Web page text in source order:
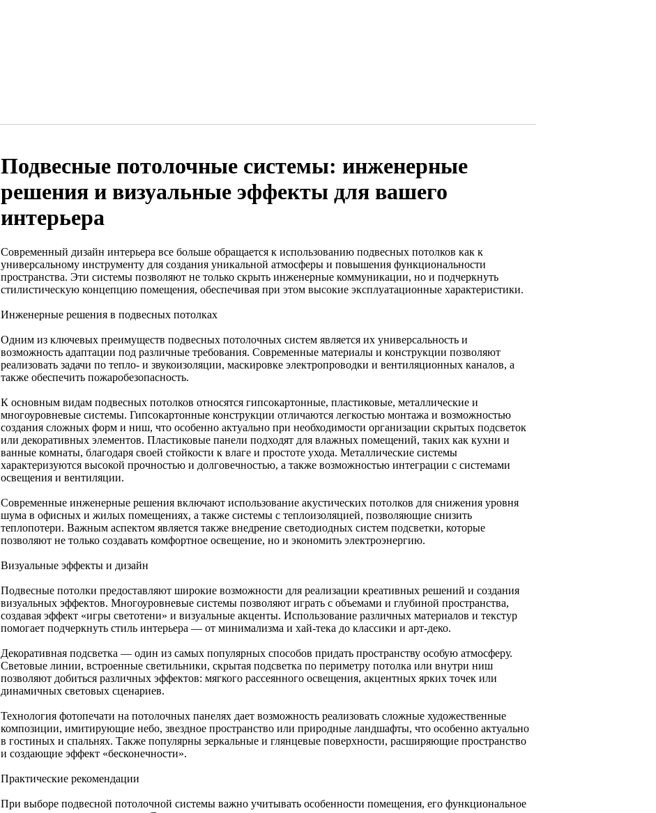
Подвесные потолочные системы: инженерные
решения и визуальные эффекты для вашего
интерьера
Современный дизайн интерьера все больше обращается к использованию подвесных потолков как к
универсальному инструменту для создания уникальной атмосферы и повышения функциональности
пространства. Эти системы позволяют не только скрыть инженерные коммуникации, но и подчеркнуть
стилистическую концепцию помещения, обеспечивая при этом высокие эксплуатационные характеристики.
Инженерные решения в подвесных потолках
Одним из ключевых преимуществ подвесных потолочных систем является их универсальность и
возможность адаптации под различные требования. Современные материалы и конструкции позволяют
реализовать задачи по тепло- и звукоизоляции, маскировке электропроводки и вентиляционных каналов, а
также обеспечить пожаробезопасность.
К основным видам подвесных потолков относятся гипсокартонные, пластиковые, металлические и
многоуровневые системы. Гипсокартонные конструкции отличаются легкостью монтажа и возможностью
создания сложных форм и ниш, что особенно актуально при необходимости организации скрытых подсветок
или декоративных элементов. Пластиковые панели подходят для влажных помещений, таких как кухни и
ванные комнаты, благодаря своей стойкости к влаге и простоте ухода. Металлические системы
характеризуются высокой прочностью и долговечностью, а также возможностью интеграции с системами
освещения и вентиляции.
Современные инженерные решения включают использование акустических потолков для снижения уровня
шума в офисных и жилых помещениях, а также системы с теплоизоляцией, позволяющие снизить
теплопотери. Важным аспектом является также внедрение светодиодных систем подсветки, которые
позволяют не только создавать комфортное освещение, но и экономить электроэнергию.
Визуальные эффекты и дизайн
Подвесные потолки предоставляют широкие возможности для реализации креативных решений и создания
визуальных эффектов. Многоуровневые системы позволяют играть с объемами и глубиной пространства,
создавая эффект «игры светотени» и визуальные акценты. Использование различных материалов и текстур
помогает подчеркнуть стиль интерьера — от минимализма и хай-тека до классики и арт-деко.
Декоративная подсветка — один из самых популярных способов придать пространству особую атмосферу.
Световые линии, встроенные светильники, скрытая подсветка по периметру потолка или внутри ниш
позволяют добиться различных эффектов: мягкого рассеянного освещения, акцентных ярких точек или
динамичных световых сценариев.
Технология фотопечати на потолочных панелях дает возможность реализовать сложные художественные
композиции, имитирующие небо, звездное пространство или природные ландшафты, что особенно актуально
в гостиных и спальнях. Также популярны зеркальные и глянцевые поверхности, расширяющие пространство
и создающие эффект «бесконечности».
Практические рекомендации
При выборе подвесной потолочной системы важно учитывать особенности помещения, его функциональное